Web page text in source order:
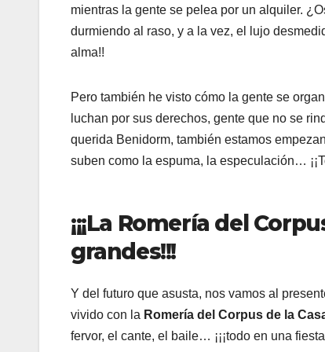
mientras la gente se pelea por un alquiler.
durmiendo al raso, y a la vez, el lujo
alma!!
Pero también he visto cómo la gente se
luchan por sus derechos, gente que no se
querida Benidorm, también estamos
suben como la espuma, la especulación…
¡¡¡La Romería del
grandes!!!
Y del futuro que asusta, nos vamos al
vivido con la Romería del Corpus de la
fervor, el cante, el baile… ¡¡¡todo en una